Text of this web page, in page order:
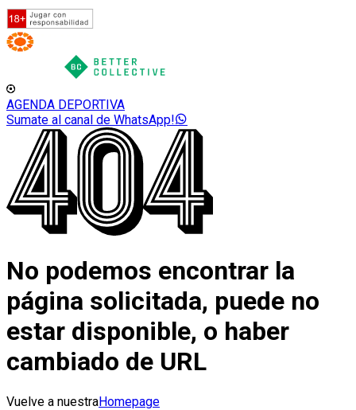
AGENDA DEPORTIVA
Sumate al canal de WhatsApp!
No podemos encontrar la
página solicitada, puede no
estar disponible, o haber
cambiado de URL
Vuelve a nuestraHomepage